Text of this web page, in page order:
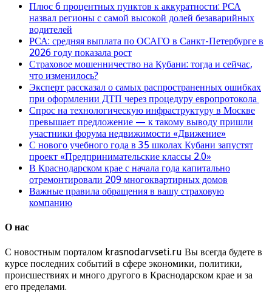
Плюс 6 процентных пунктов к аккуратности: РСА
назвал регионы с самой высокой долей безаварийных
водителей
РСА: средняя выплата по ОСАГО в Санкт-Петербурге в
2026 году показала рост
Страховое мошенничество на Кубани: тогда и сейчас,
что изменилось?
Эксперт рассказал о самых распространенных ошибках
при оформлении ДТП через процедуру европротокола
Спрос на технологическую инфраструктуру в Москве
превышает предложение — к такому выводу пришли
участники форума недвижимости «Движение»
С нового учебного года в 35 школах Кубани запустят
проект «Предпринимательские классы 2.0»
В Краснодарском крае с начала года капитально
отремонтировали 209 многоквартирных домов
Важные правила обращения в вашу страховую
компанию
О нас
С новостным порталом krasnodarvseti.ru Вы всегда будете в
курсе последних событий в сфере экономики, политики,
происшествиях и много другого в Краснодарском крае и за
его пределами.